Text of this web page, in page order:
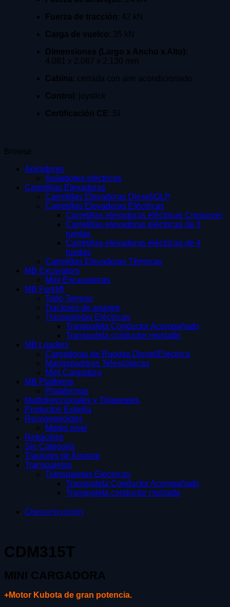
Fuerza de tracción : 42 kN
Carga de vuelco: 35 kN
Dimensiones (Largo x Ancho x Alto):
4.081 x 2.067 x 2.130 mm
Cabina: cerrada con aire acondicionado
Control : joystick
Certificación CE : Sí
Browse
Apiladores
Apiladores eléctricos
Carretillas Elevadoras
Carretillas Elevadoras Diesel/GLP
Carretillas Elevadoras Eléctricas
Carretillas elevadoras eléctricas Crossover
Carretillas elevadoras eléctricas de 3
ruedas
Carretillas elevadoras eléctricas de 4
ruedas
Carretillas Elevadoras Térmicas
MB Excavators
Mini Excavadoras
MB Forklift
Todo Terreno
Tractores de arrastre
Transpaletas Eléctricas
Transpaleta Conductor Acompañado
Transpaleta conductor montado
MB Loaders
Cargadoras de Ruedas Diesel/Electrica
Manipuladoras Telescópicas
Mini Cargadora
MB Platforms
Plataformas
Multidireccionales y Trilaterales
Productos Estrella
Recogepedidos
Medio nivel
Retráctiles
Sin Categoría
Tractores de Arrastre
Transpaletas
Transpaletas Eléctricas
Transpaleta Conductor Acompañado
Transpaleta conductor montado
Descripción
CDM315T
MINI CARGADORA
+Motor Kubota de gran potencia.